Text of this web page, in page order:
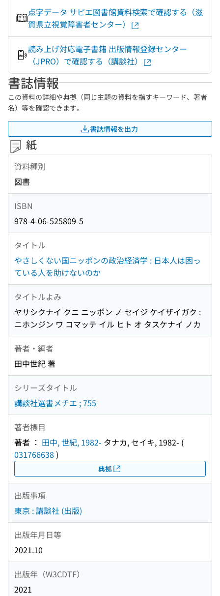
点字データ サピエ図書館資料検索で確認する（滋
賀県立視覚障害者センター）
読み上げ対応電子書籍 出版情報登録センター
（JPRO）で確認する（講談社）
書誌情報
この資料の詳細や典拠（同じ主題の資料を指すキーワード、著者
名）等を確認できます。
書誌情報を出力
紙
資料種別
図書
ISBN
978-4-06-525809-5
タイトル
やさしくない国ニッポンの政治経済学 : 日本人は困っ
ている人を助けないのか
タイトルよみ
ヤサシクナイ クニ ニッポン ノ セイジ ケイザイガク :
ニホンジン ワ コマッテ イル ヒト オ タスケナイ ノカ
著者・編者
田中世紀 著
シリーズタイトル
講談社選書メチエ ; 755
著者標目
著者 ： 田中, 世紀, 1982- タナカ, セイキ, 1982- (
031766638 )
典拠
出版事項
東京 : 講談社 (出版)
出版年月日等
2021.10
出版年（W3CDTF）
2021